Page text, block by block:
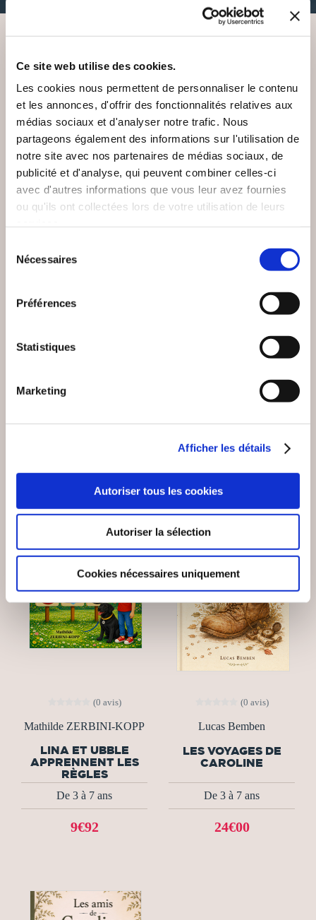
Ce site web utilise des cookies.
Les cookies nous permettent de personnaliser le contenu
et les annonces, d'offrir des fonctionnalités relatives aux
médias sociaux et d'analyser notre trafic. Nous
partageons également des informations sur l'utilisation de
notre site avec nos partenaires de médias sociaux, de
publicité et d'analyse, qui peuvent combiner celles-ci
avec d'autres informations que vous leur avez fournies
ou qu'ils ont collectées lors de votre utilisation de leurs
Nécessaires
Préférences
Statistiques
Marketing
Afficher les détails
Autoriser tous les cookies
Autoriser la sélection
Cookies nécessaires uniquement
VOUS AIMEREZ AUSSI
Pierre Rousseau
DE MONSIEUR
LARAÏCHI
NEW
Sophie Lottmann-Miot
15€10
NEW
(0 avis)
Mathilde ZERBINI-KOPP
LINA ET UBBLE
APPRENNENT LES
RÈGLES
De 3 à 7 ans
9€92
(0 avis)
Lucas Bemben
LES VOYAGES DE
CAROLINE
De 3 à 7 ans
24€00